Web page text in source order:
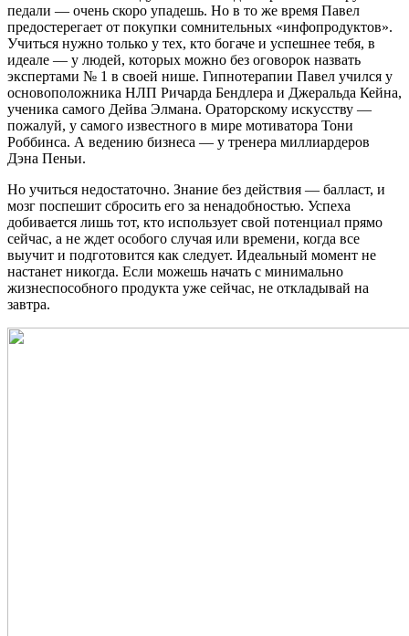
педали — очень скоро упадешь. Но в то же время Павел
предостерегает от покупки сомнительных «инфопродуктов».
Учиться нужно только у тех, кто богаче и успешнее тебя, в
идеале — у людей, которых можно без оговорок назвать
экспертами № 1 в своей нише. Гипнотерапии Павел учился у
основоположника НЛП Ричарда Бендлера и Джеральда Кейна,
ученика самого Дейва Элмана. Ораторскому искусству —
пожалуй, у самого известного в мире мотиватора Тони
Роббинса. А ведению бизнеса — у тренера миллиардеров
Дэна Пеньи.
Но учиться недостаточно. Знание без действия — балласт, и
мозг поспешит сбросить его за ненадобностью. Успеха
добивается лишь тот, кто использует свой потенциал прямо
сейчас, а не ждет особого случая или времени, когда все
выучит и подготовится как следует. Идеальный момент не
настанет никогда. Если можешь начать с минимально
жизнеспособного продукта уже сейчас, не откладывай на
завтра.